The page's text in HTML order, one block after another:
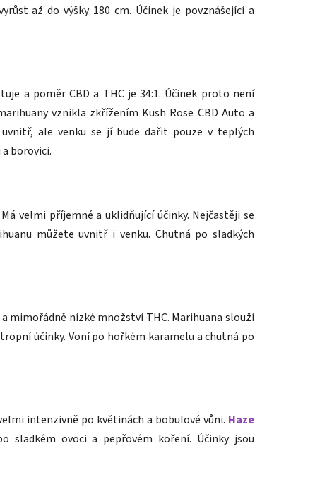
až do výšky 180 cm. Účinek je povznášející a
a poměr CBD a THC je 34:1. Účinek proto není
vznikla zkřížením Kush Rose CBD Auto a
ale venku se jí bude dařit pouze v teplých
borovici.
velmi příjemné a uklidňující účinky. Nejčastěji se
můžete uvnitř i venku. Chutná po sladkých
mimořádně nízké množství THC. Marihuana slouží
účinky. Voní po hořkém karamelu a chutná po
intenzivně po květinách a bobulové vůni. Haze
ovoci a pepřovém koření. Účinky jsou